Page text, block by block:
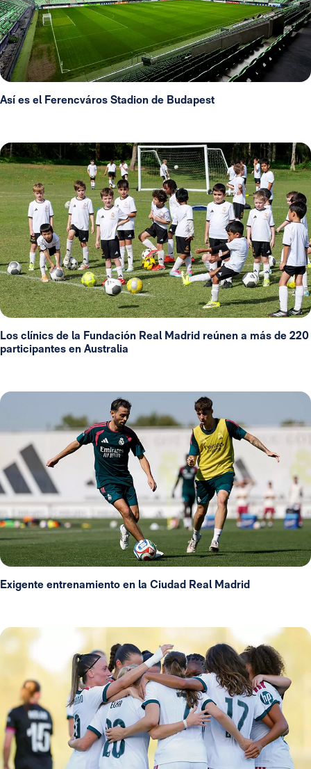
Así es el Ferencváros Stadion de Budapest
Los clínics de la Fundación Real Madrid reúnen a más de 220
participantes en Australia
Exigente entrenamiento en la Ciudad Real Madrid